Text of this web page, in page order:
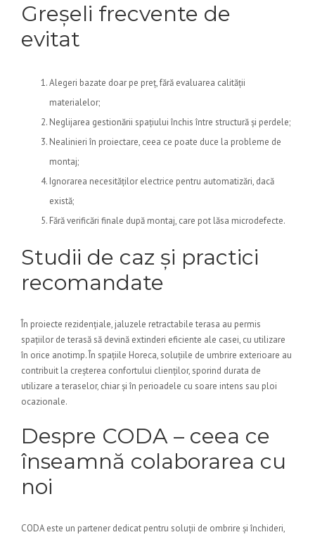
Greșeli frecvente de
evitat
Alegeri bazate doar pe preț, fără evaluarea calității
materialelor;
Neglijarea gestionării spațiului închis între structură și perdele;
Nealinieri în proiectare, ceea ce poate duce la probleme de
montaj;
Ignorarea necesităților electrice pentru automatizări, dacă
există;
Fără verificări finale după montaj, care pot lăsa microdefecte.
Studii de caz și practici
recomandate
În proiecte rezidențiale, jaluzele retractabile terasa au permis
spațiilor de terasă să devină extinderi eficiente ale casei, cu utilizare
în orice anotimp. În spațiile Horeca, soluțiile de umbrire exterioare au
contribuit la creșterea confortului clienților, sporind durata de
utilizare a teraselor, chiar și în perioadele cu soare intens sau ploi
ocazionale.
Despre CODA – ceea ce
înseamnă colaborarea cu
noi
CODA este un partener dedicat pentru soluții de ombrire și închideri,